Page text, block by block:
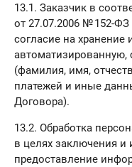
13.1. Заказчик в
от 27.07.2006 № 152-
согласие на хранение
(фамилия, имя,
платежей и иные
Договора).
13.2. Обработка
в целях заключения и
предоставление